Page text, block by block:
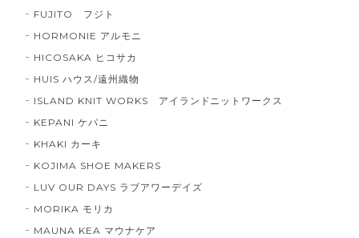
FUJITO フジト
HORMONIE アルモニ
HICOSAKA ヒコサカ
HUIS ハウス/遠州織物
ISLAND KNIT WORKS アイランドニットワークス
KEPANI ケパニ
KHAKI カーキ
KOJIMA SHOE MAKERS
LUV OUR DAYS ラブアワーデイズ
MORIKA モリカ
MAUNA KEA マウナケア